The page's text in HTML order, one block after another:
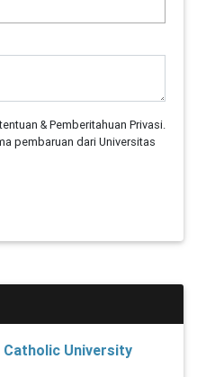
& Pemberitahuan Privasi.
pembaruan dari Universitas
University